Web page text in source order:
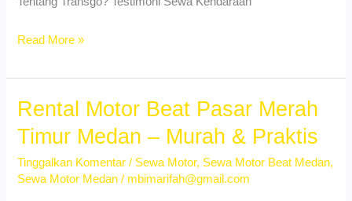
Sewa
Matic
Kotamatsum
Medan
–
Read More »
Rental Motor Beat Pasar Merah
Timur Medan – Murah & Praktis
Tinggalkan Komentar / Sewa Motor, Sewa Motor Beat Medan,
Sewa Motor Medan / mbimarifah@gmail.com